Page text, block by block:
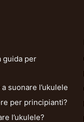
guida per
suonare l’ukulele
per principianti?
l’ukulele?